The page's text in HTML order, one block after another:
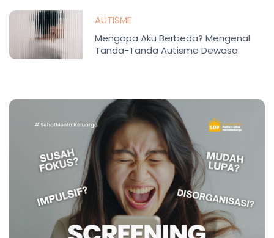
AUTISME
Mengapa Aku Berbeda? Mengenal
Tanda-Tanda Autisme Dewasa